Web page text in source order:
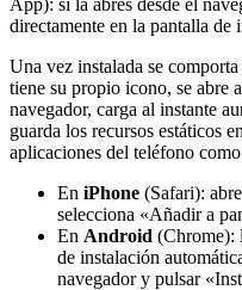
directamente en la pantalla de
Una vez instalada se
tiene su propio icono, se abre
navegador, carga al instante
guarda los recursos estáticos
aplicaciones del teléfono
En iPhone (Safari):
selecciona «Añadir a
En Android (Chrome):
de instalación
navegador y pulsar